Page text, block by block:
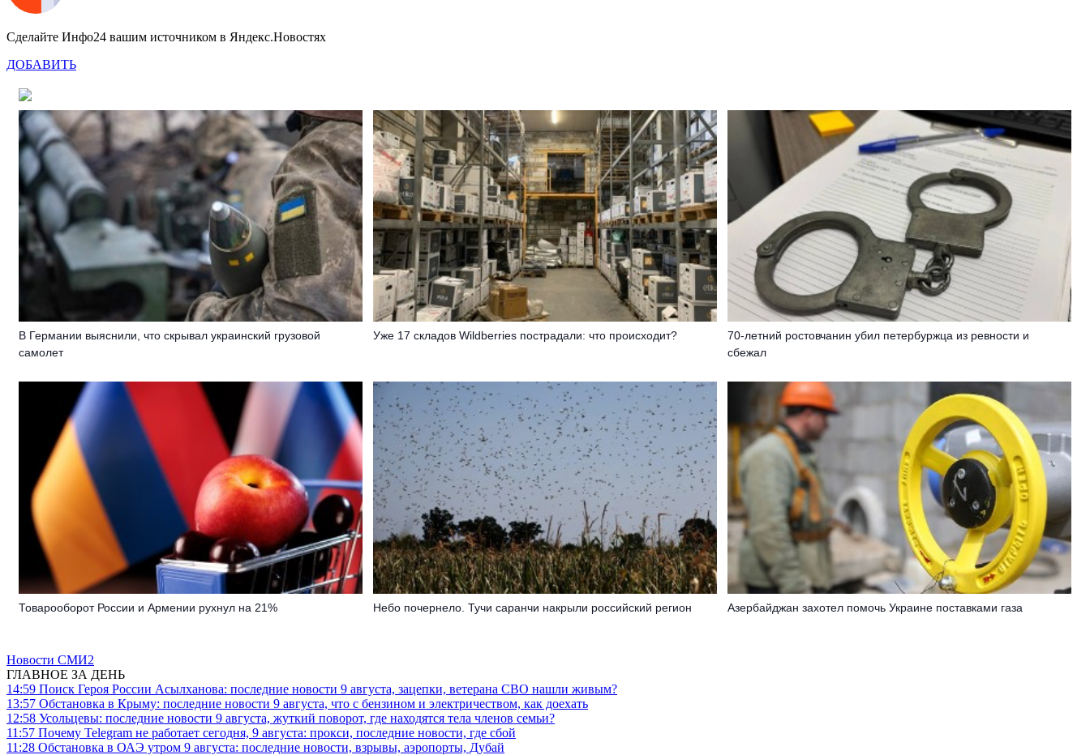
Сделайте Инфо24 вашим источником в Яндекс.Новостях
ДОБАВИТЬ
В Германии выяснили, что скрывал украинский грузовой
самолет
Уже 17 складов Wildberries пострадали: что происходит?
70-летний ростовчанин убил петербуржца из ревности и
сбежал
Товарооборот России и Армении рухнул на 21% Небо почернело. Тучи саранчи накрыли российский регион Азербайджан захотел помочь Украине поставками газа
Новости СМИ2
ГЛАВНОЕ ЗА ДЕНЬ
14:59 Поиск Героя России Асылханова: последние новости 9 августа, зацепки, ветерана СВО нашли живым?
13:57 Обстановка в Крыму: последние новости 9 августа, что с бензином и электричеством, как доехать
12:58 Усольцевы: последние новости 9 августа, жуткий поворот, где находятся тела членов семьи?
11:57 Почему Telegram не работает сегодня, 9 августа: прокси, последние новости, где сбой
11:28 Обстановка в ОАЭ утром 9 августа: последние новости, взрывы, аэропорты, Дубай